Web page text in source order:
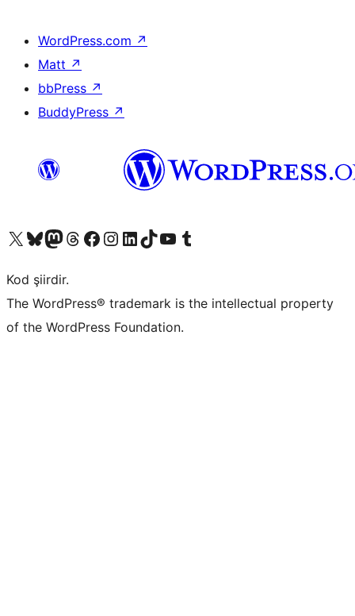
WordPress.com ↗
Matt ↗
bbPress ↗
BuddyPress ↗
X (eski Twitter) hesabımıza bakın
Bluesky hesabımızı ziyaret edinMastodon hesabımızı ziyaret edinThreads hesabımızı ziyaret edinFacebook sayfamızı ziyaret edinInstagram hesabımızı ziyaret edinLinkedIn hesabımızı ziyaret edinTikTok hesabımızı ziyaret edinYouTube kanalımızı ziyaret edinTumblr hesabımızı ziyaret edin
Kod şiirdir.
The WordPress® trademark is the intellectual property
of the WordPress Foundation.